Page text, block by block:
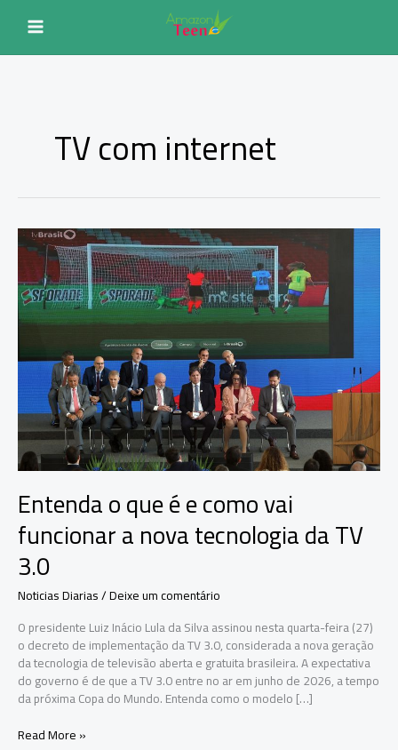
conteúdo
TV com internet
Entenda o que é e como vai
funcionar a nova tecnologia da TV
3.0
Noticias Diarias/Deixe um comentário
O presidente Luiz Inácio Lula da Silva assinou nesta quarta-feira (27)
o decreto de implementação da TV 3.0, considerada a nova geração
da tecnologia de televisão aberta e gratuita brasileira. A expectativa
do governo é de que a TV 3.0 entre no ar em junho de 2026, a tempo
da próxima Copa do Mundo. Entenda como o modelo […]
Entenda
Read More »